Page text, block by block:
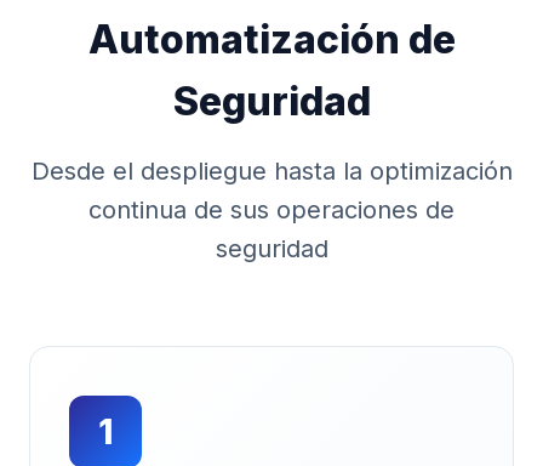
Automatización de
Seguridad
Desde el despliegue hasta la optimización
continua de sus operaciones de
seguridad
1